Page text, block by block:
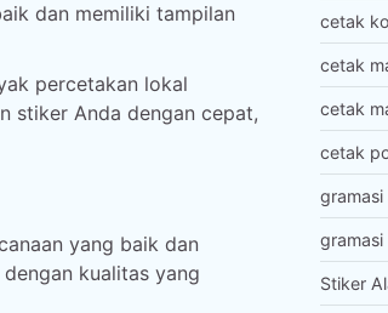
dan memiliki tampilan
percetakan lokal
stiker Anda dengan cepat,
yang baik dan
kualitas yang
cetak
cetak
cetak
cetak
gramasi
Stiker